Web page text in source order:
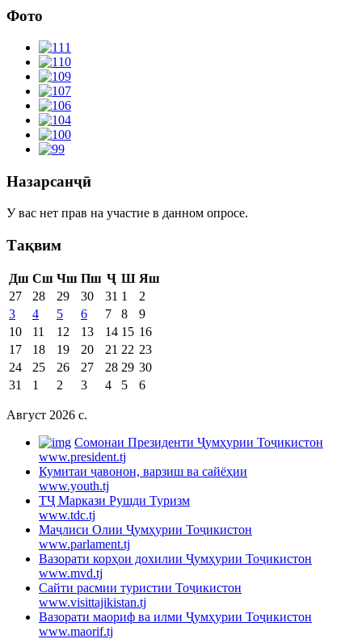
Фото
Назарсанҷӣ
У вас нет прав на участие в данном опросе.
Тақвим
Дш Сш Чш Пш Ҷ Ш Яш
27
28 29 30 31 1
2
3
4 5 6 7 8
9
10
11 12 13 14 15 16
17
18 19 20 21 22 23
24
25 26 27 28 29 30
31
1 2 3 4 5 6
Август 2026 c.
Cомонаи Президенти Ҷумҳурии Тоҷикистон
www.president.tj
Кумитаи ҷавонон, варзиш ва сайёҳии
www.youth.tj
ТҶ Маркази Рушди Туризм
www.tdc.tj
Маҷлиси Олии Ҷумҳурии Тоҷикистон
www.parlament.tj
Вазорати корҳои дохилии Ҷумҳурии Тоҷикистон
www.mvd.tj
Сайти расмии туристии Тоҷикистон
www.visittajikistan.tj
Вазорати маориф ва илми Ҷумҳурии Тоҷикистон
www.maorif.tj